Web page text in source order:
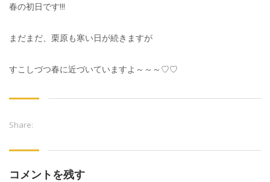
春の初日です!!!
まだまだ、栗原も寒い日が続きますが
すこしづつ春に近づいていますよ～～～♡♡
Share:
コメントを残す